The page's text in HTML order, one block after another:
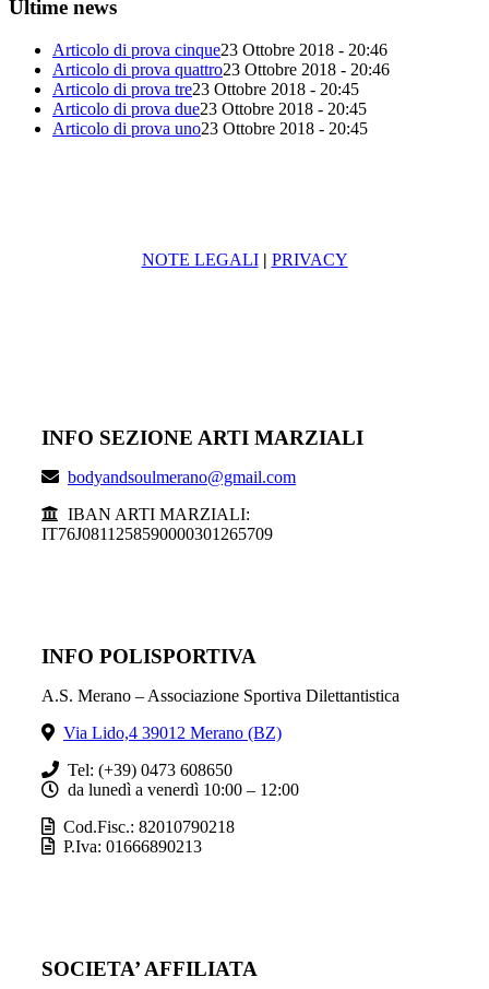
Ultime news
Articolo di prova cinque23 Ottobre 2018 - 20:46
Articolo di prova quattro23 Ottobre 2018 - 20:46
Articolo di prova tre23 Ottobre 2018 - 20:45
Articolo di prova due23 Ottobre 2018 - 20:45
Articolo di prova uno23 Ottobre 2018 - 20:45
NOTE LEGALI | PRIVACY
INFO SEZIONE ARTI MARZIALI
bodyandsoulmerano@gmail.com
IBAN ARTI MARZIALI:
IT76J0811258590000301265709
INFO POLISPORTIVA
A.S. Merano – Associazione Sportiva Dilettantistica
Via Lido,4 39012 Merano (BZ)
Tel: (+39) 0473 608650
da lunedì a venerdì 10:00 – 12:00
Cod.Fisc.: 82010790218
P.Iva: 01666890213
SOCIETA’ AFFILIATA